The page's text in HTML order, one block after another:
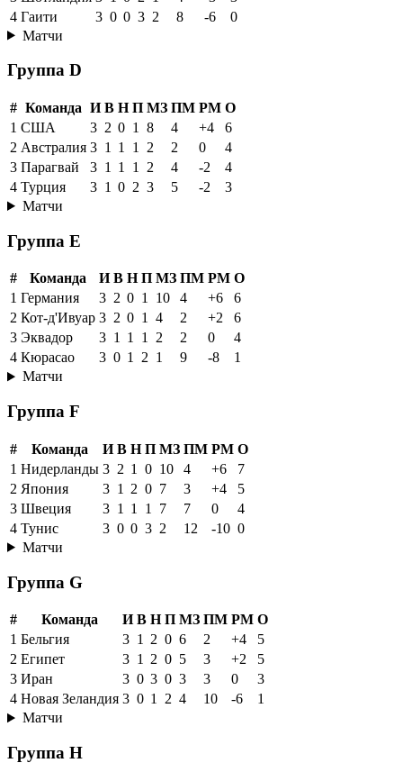
4 Гаити 3 0 0 3 2 8 -6
0
Матчи
Группа D
# Команда И В Н П МЗ ПМ РМ О
1 США 3 2 0 1 8 4 +4
6
2 Австралия 3 1 1 1 2 2 0
4
3 Парагвай 3 1 1 1 2 4 -2
4
4 Турция 3 1 0 2 3 5 -2
3
Матчи
Группа E
# Команда И В Н П МЗ ПМ РМ О
1 Германия 3 2 0 1 10 4 +6
6
2 Кот-д'Ивуар 3 2 0 1 4 2 +2
6
3 Эквадор 3 1 1 1 2 2 0
4
4 Кюрасао 3 0 1 2 1 9 -8
1
Матчи
Группа F
# Команда И В Н П МЗ ПМ РМ О
1 Нидерланды 3 2 1 0 10 4 +6
7
2 Япония 3 1 2 0 7 3 +4
5
3 Швеция 3 1 1 1 7 7 0
4
4 Тунис 3 0 0 3 2 12 -10 0
Матчи
Группа G
# Команда И В Н П МЗ ПМ РМ О
1 Бельгия 3 1 2 0 6 2 +4
5
2 Египет 3 1 2 0 5 3 +2
5
3 Иран 3 0 3 0 3 3 0
3
4 Новая Зеландия 3 0 1 2 4 10 -6
1
Матчи
Группа H